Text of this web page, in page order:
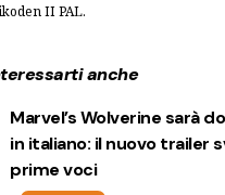
II PAL.
anche
Marvel’s Wolverine sarà
in italiano: il nuovo trailer
prime voci